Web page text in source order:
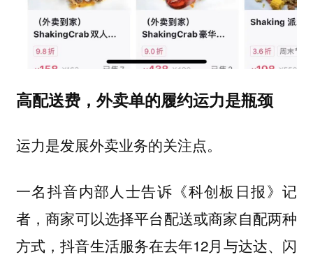
高配送费，外卖单的履约运力是瓶颈
运力是发展外卖业务的关注点。
一名抖音内部人士告诉《科创板日报》记
者，商家可以选择平台配送或商家自配两种
方式，抖音生活服务在去年12月与达达、闪